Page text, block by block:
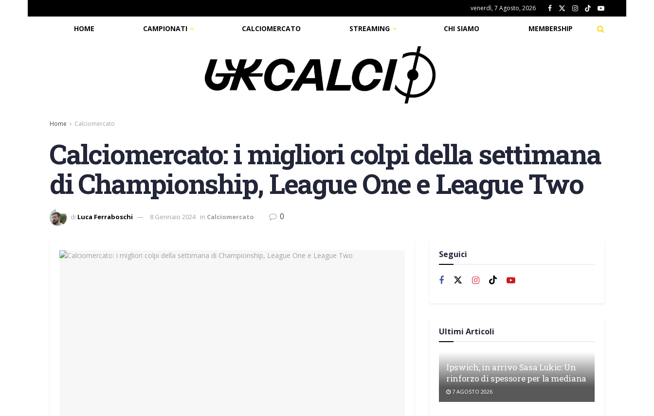
venerdì, 7 Agosto, 2026
HOME CAMPIONATI CALCIOMERCATO STREAMING CHI SIAMO MEMBERSHIP
Home Calciomercato
Calciomercato: i migliori colpi della settimana
di Championship, League One e League Two
di Luca Ferraboschi 8 Gennaio 2024 in Calciomercato 0
Seguici
Ultimi Articoli
Ipswich, in arrivo Sasa Lukic: Un
rinforzo di spessore per la mediana
7 AGOSTO 2026